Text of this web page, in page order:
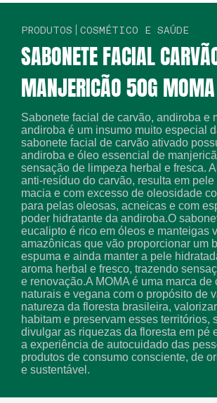
PRODUTOS COSMÉTICO E SAÚDE
SABONETE FACIAL
MANJERICÃO 50G MOMA
Sabonete facial de carvão, andiroba e
andiroba é um insumo muito especial
sabonete facial de carvão ativado
andiroba e óleo essencial de
sensação de limpeza herbal e fresca.
anti-resíduo do carvão, resulta em pele
macia e com excesso de oleosidade
para pelas oleosas, acneicas e com
poder hidratante da andiroba.O
eucalipto é rico em óleos e manteigas
amazônicas que vão proporcionar um
espuma e ainda manter a pele
aroma herbal e fresco, trazendo
e renovação.A MOMA é uma marca de
naturais e vegana com o propósito de
natureza da floresta brasileira,
habitam e preservam esses territórios,
divulgar as riquezas da floresta em pé
a experiência de autocuidado das
produtos de consumo consciente, de
e sustentável.